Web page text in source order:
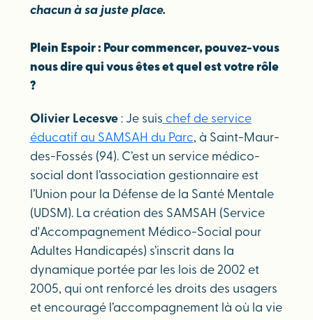
chacun à sa juste place.
Plein Espoir : Pour commencer, pouvez-vous
nous dire qui vous êtes et quel est votre rôle
?
Olivier Lecesve: Je suis chef de service
éducatif au SAMSAH du Parc, à Saint-Maur-
des-Fossés (94). C’est un service médico-
social dont l’association gestionnaire est
l’Union pour la Défense de la Santé Mentale
(UDSM). La création des SAMSAH (Service
d'Accompagnement Médico-Social pour
Adultes Handicapés) s’inscrit dans la
dynamique portée par les lois de 2002 et
2005, qui ont renforcé les droits des usagers
et encouragé l’accompagnement là où la vie